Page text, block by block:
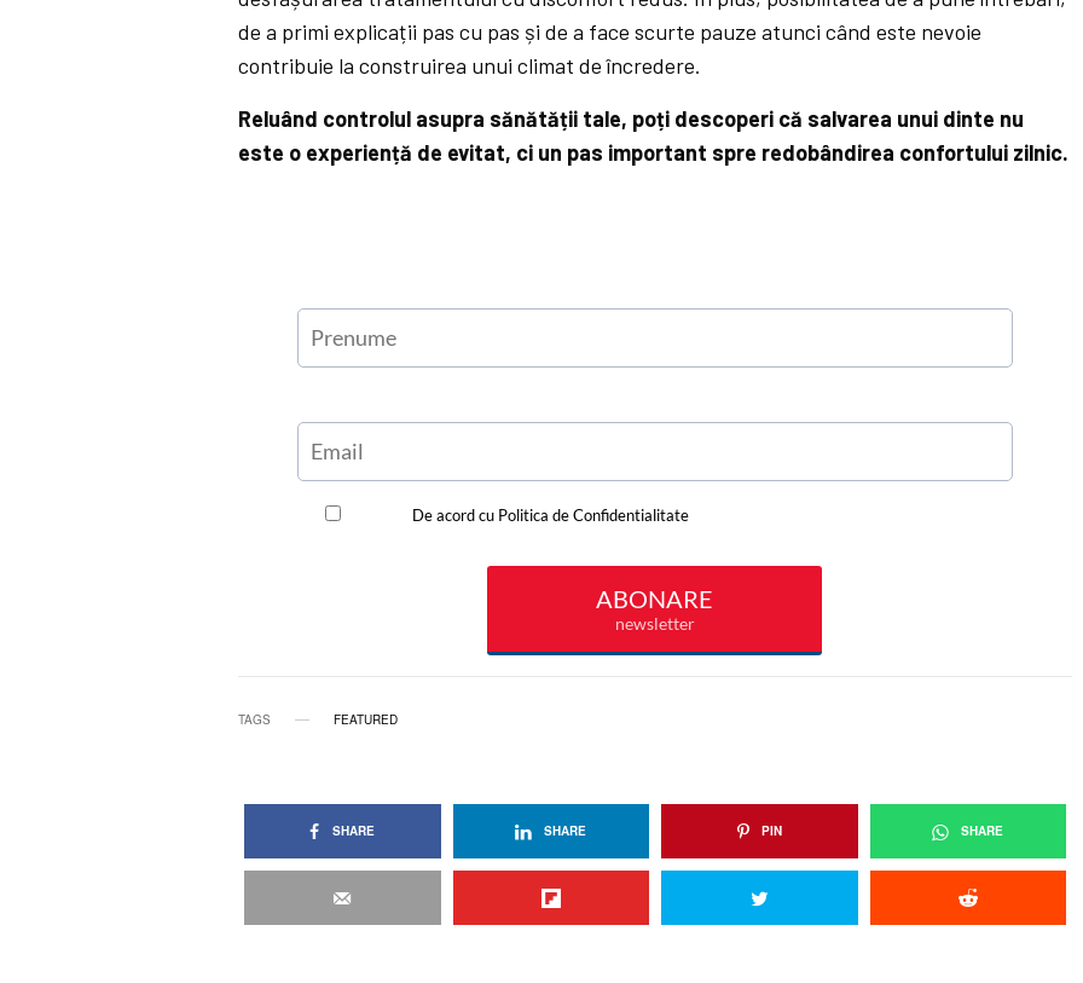
de a primi explicații pas cu pas și de a face scurte pauze atunci când este nevoie
contribuie la construirea unui climat de încredere.
Reluând controlul asupra sănătății tale, poți descoperi că salvarea unui dinte nu
este o experiență de evitat, ci un pas important spre redobândirea confortului zilnic.
TAGS FEATURED
SHARE SHARE PIN SHARE